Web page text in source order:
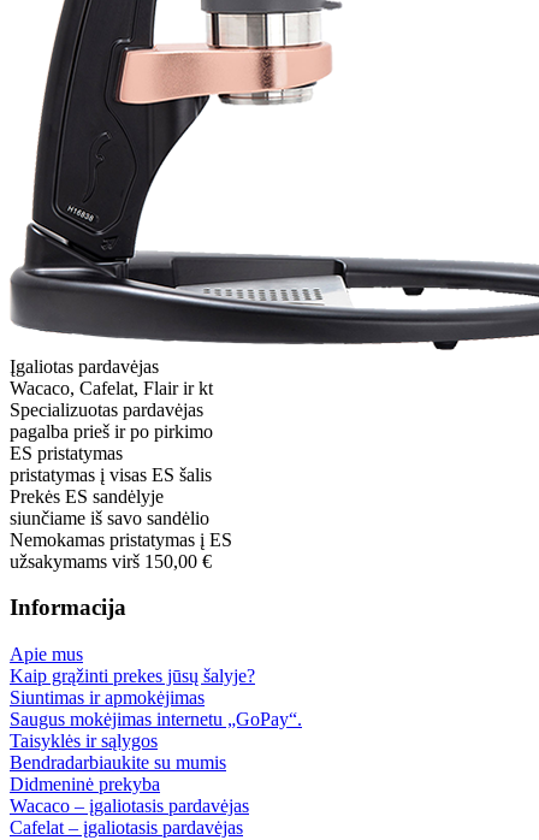
Įgaliotas pardavėjas
Wacaco, Cafelat, Flair ir kt
Specializuotas pardavėjas
pagalba prieš ir po pirkimo
ES pristatymas
pristatymas į visas ES šalis
Prekės ES sandėlyje
siunčiame iš savo sandėlio
Nemokamas pristatymas į ES
užsakymams virš 150,00 €
Informacija
Apie mus
Kaip grąžinti prekes jūsų šalyje?
Siuntimas ir apmokėjimas
Saugus mokėjimas internetu „GoPay“.
Taisyklės ir sąlygos
Bendradarbiaukite su mumis
Didmeninė prekyba
Wacaco – įgaliotasis pardavėjas
Cafelat – įgaliotasis pardavėjas